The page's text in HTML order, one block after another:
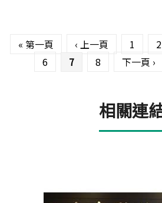
« 第一頁 ‹ 上一頁 1 2
6
7 8 下一頁 ›
相關連